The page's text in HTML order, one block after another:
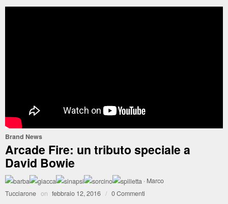
Brand News
Arcade Fire: un tributo speciale a
David Bowie
· Marco
Tucciarone on febbraio 12, 2016 / 0 Commenti